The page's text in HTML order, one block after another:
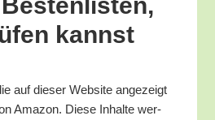
kannst
auf die­ser Web­site ange­zeigt
Ama­zon. Die­se Inhal­te wer­